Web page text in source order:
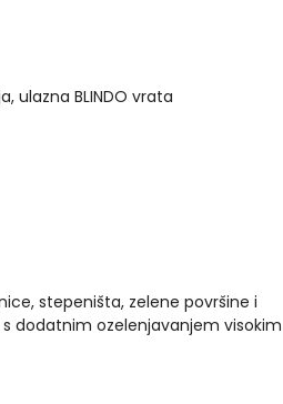
ulazna BLINDO vrata
stepeništa, zelene površine i
dodatnim ozelenjavanjem visokim